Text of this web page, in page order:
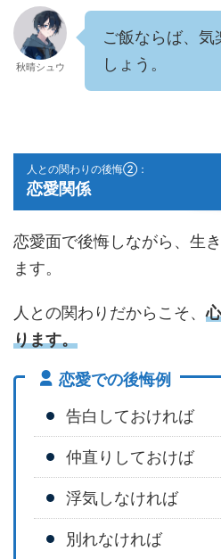
秋晴シュウ
ご飯ならば、
しょう。
人との関わりの後悔②：
恋愛関係
恋愛面で後悔しながら、生
ます。
人との関わりだからこそ、
ります。
恋愛での後悔例
告白しておければ
仲直りしておけば
浮気しなければ
別れなければ